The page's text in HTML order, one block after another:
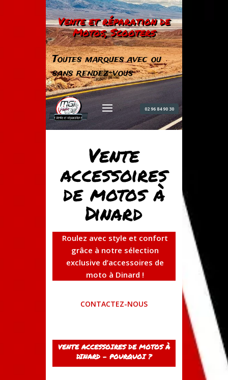
Vente et réparation de
Motos, Scooters
Toutes marques avec ou
sans rendez-vous
02 96 84 90 30
Vente
accessoires
de motos à
Dinard
Roulez avec style et confort
grâce à notre sélection
exclusive d’accessoires de
moto à Dinard !
CONTACTEZ-NOUS
VENTE ACCESSOIRES DE MOTOS À
DINARD – POURQUOI ?